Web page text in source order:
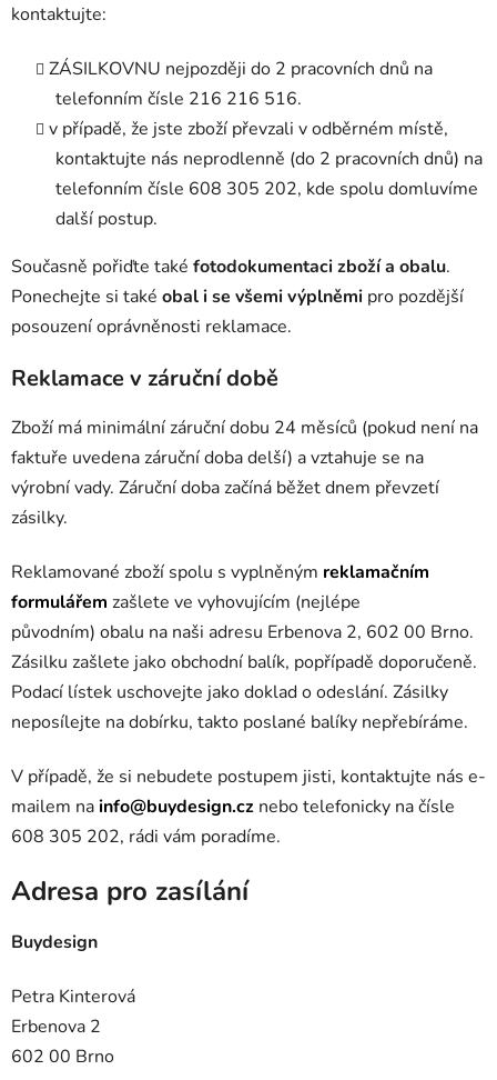
kontaktujte:
ZÁSILKOVNU nejpozději do 2 pracovních dnů na
telefonním čísle 216 216 516.
v případě, že jste zboží převzali v odběrném místě,
kontaktujte nás neprodlenně (do 2 pracovních dnů) na
telefonním čísle 608 305 202, kde spolu domluvíme
další postup.
Současně pořiďte také fotodokumentaci zboží a obalu.
Ponechejte si také obal i se všemi výplněmi pro pozdější
posouzení oprávněnosti reklamace.
Reklamace v záruční době
Zboží má minimální záruční dobu 24 měsíců (pokud není na
faktuře uvedena záruční doba delší) a vztahuje se na
výrobní vady. Záruční doba začíná běžet dnem převzetí
zásilky.
Reklamované zboží spolu s vyplněným reklamačním
formulářem zašlete ve vyhovujícím (nejlépe
původním) obalu na naši adresu Erbenova 2, 602 00 Brno.
Zásilku zašlete jako obchodní balík, popřípadě doporučeně.
Podací lístek uschovejte jako doklad o odeslání. Zásilky
neposílejte na dobírku, takto poslané balíky nepřebíráme.
V případě, že si nebudete postupem jisti, kontaktujte nás e-
mailem nainfo@buydesign.cz nebo telefonicky na čísle
608 305 202, rádi vám poradíme.
Adresa pro zasílání
Buydesign
Petra Kinterová
Erbenova 2
602 00 Brno